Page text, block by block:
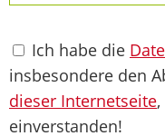
Ich habe die
insbesondere den
dieser Internetseite
einverstanden!